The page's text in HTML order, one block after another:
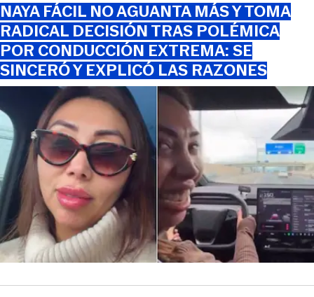
NAYA FÁCIL NO AGUANTA MÁS Y TOMA
RADICAL DECISIÓN TRAS POLÉMICA
POR CONDUCCIÓN EXTREMA: SE
SINCERÓ Y EXPLICÓ LAS RAZONES